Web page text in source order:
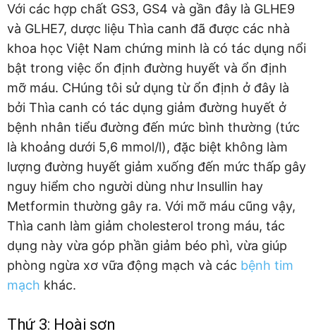
Với các hợp chất GS3, GS4 và gần đây là GLHE9
và GLHE7, dược liệu Thìa canh đã được các nhà
khoa học Việt Nam chứng minh là có tác dụng nổi
bật trong việc ổn định đường huyết và ổn định
mỡ máu. CHúng tôi sử dụng từ ổn định ở đây là
bởi Thìa canh có tác dụng giảm đường huyết ở
bệnh nhân tiểu đường đến mức bình thường (tức
là khoảng dưới 5,6 mmol/l), đặc biệt không làm
lượng đường huyết giảm xuống đến mức thấp gây
nguy hiểm cho người dùng như Insullin hay
Metformin thường gây ra. Với mỡ máu cũng vậy,
Thìa canh làm giảm cholesterol trong máu, tác
dụng này vừa góp phần giảm béo phì, vừa giúp
phòng ngừa xơ vữa động mạch và các bệnh tim
mạch khác.
Thứ 3: Hoài sơn